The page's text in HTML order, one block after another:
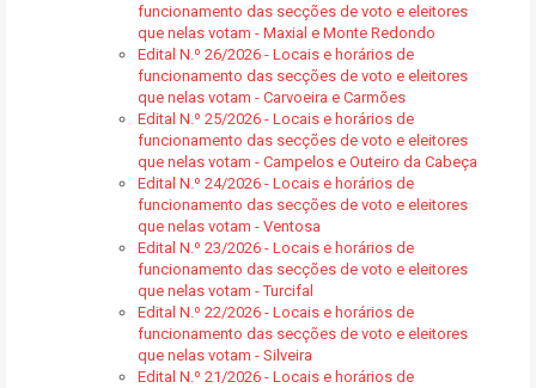
funcionamento das secções de voto e eleitores
que nelas votam - Maxial e Monte Redondo
Edital N.º 26/2026 - Locais e horários de
funcionamento das secções de voto e eleitores
que nelas votam - Carvoeira e Carmões
Edital N.º 25/2026 - Locais e horários de
funcionamento das secções de voto e eleitores
que nelas votam - Campelos e Outeiro da Cabeça
Edital N.º 24/2026 - Locais e horários de
funcionamento das secções de voto e eleitores
que nelas votam - Ventosa
Edital N.º 23/2026 - Locais e horários de
funcionamento das secções de voto e eleitores
que nelas votam - Turcifal
Edital N.º 22/2026 - Locais e horários de
funcionamento das secções de voto e eleitores
que nelas votam - Silveira
Edital N.º 21/2026 - Locais e horários de